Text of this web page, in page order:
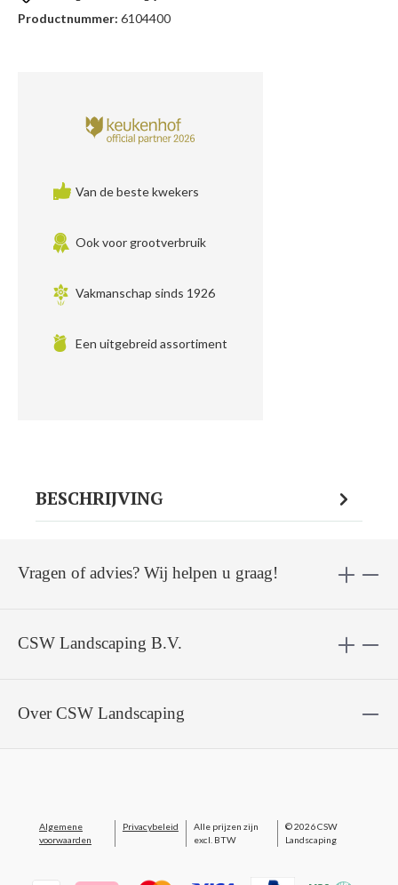
Productnummer: 6104400
Van de beste kwekers
Ook voor grootverbruik
Vakmanschap sinds 1926
Een uitgebreid assortiment
BESCHRIJVING
CSW Landscaping B.V.
Vragen of advies? Wij helpen u graag!
Over CSW Landscaping
Algemene
voorwaarden
Privacybeleid
Alle prijzen zijn
excl. BTW
© 2026 CSW
Landscaping